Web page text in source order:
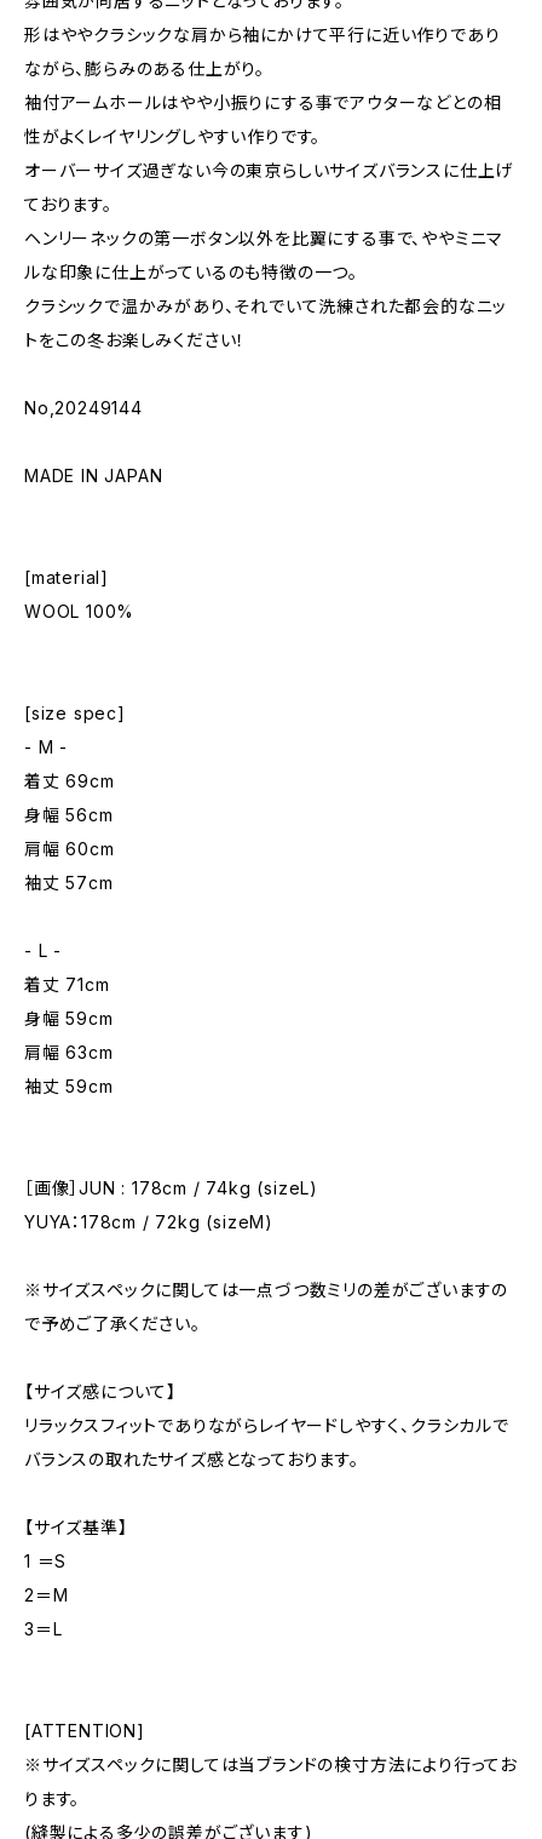
形はややクラシックな肩から袖にかけて平行に近い作りであり
ながら、膨らみのある仕上がり。
袖付アームホールはやや小振りにする事でアウターなどとの相
性がよくレイヤリングしやすい作りです。
オーバーサイズ過ぎない今の東京らしいサイズバランスに仕上げ
ております。
ヘンリーネックの第一ボタン以外を比翼にする事で、ややミニマ
ルな印象に仕上がっているのも特徴の一つ。
クラシックで温かみがあり、それでいて洗練された都会的なニッ
トをこの冬お楽しみください！
No,20249144
MADE IN JAPAN
[material]
WOOL 100%
[size spec]
- M -
着丈 69cm
身幅 56cm
肩幅 60cm
袖丈 57cm
- L -
着丈 71cm
身幅 59cm
肩幅 63cm
袖丈 59cm
［画像］JUN : 178cm / 74kg (sizeL)
YUYA：178cm / 72kg (sizeM)
※サイズスペックに関しては一点づつ数ミリの差がございますの
で予めご了承ください。
【サイズ感について】
リラックスフィットでありながらレイヤードしやすく、クラシカルで
バランスの取れたサイズ感となっております。
【サイズ基準】
1 ＝S
2＝M
3＝L
[ATTENTION]
※サイズスペックに関しては当ブランドの検寸方法により行ってお
ります。
(縫製による多少の誤差がございます)